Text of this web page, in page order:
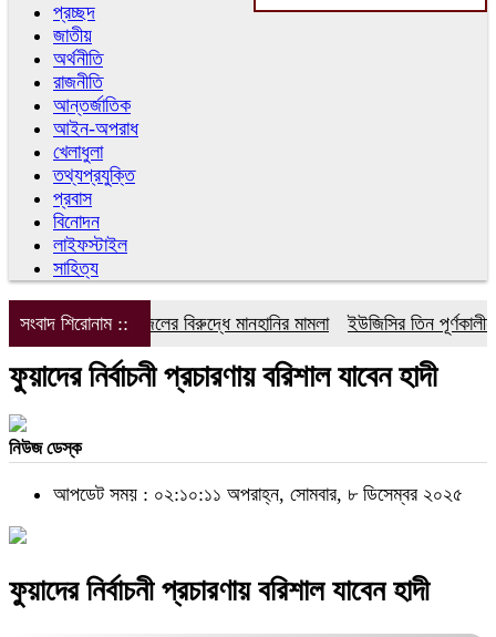
প্রচ্ছদ
জাতীয়
অর্থনীতি
রাজনীতি
আন্তর্জাতিক
আইন-অপরাধ
খেলাধুলা
তথ্যপ্রযুক্তি
প্রবাস
বিনোদন
লাইফস্টাইল
সাহিত্য
সংবাদ শিরোনাম ::ডিপজলের বিরুদ্ধে মানহানির মামলা ইউজিসির তিন পূর্ণকালীন
ফুয়াদের নির্বাচনী প্রচারণায় বরিশাল যাবেন হাদী
নিউজ ডেস্ক
আপডেট সময় : ০২:১০:১১ অপরাহ্ন, সোমবার, ৮ ডিসেম্বর ২০২৫
ফুয়াদের নির্বাচনী প্রচারণায় বরিশাল যাবেন হাদী